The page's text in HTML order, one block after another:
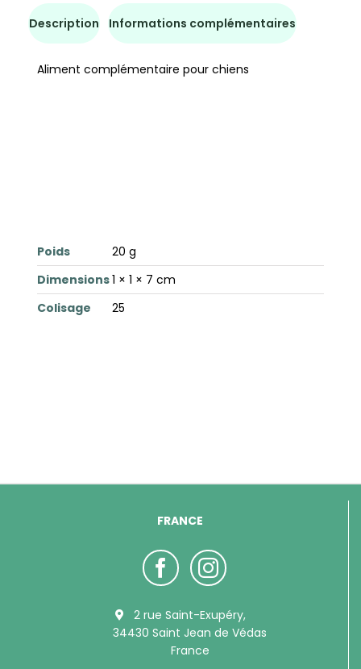
Description Informations complémentaires
Aliment complémentaire pour chiens
Poids
20 g
Dimensions1 × 1 × 7 cm
Colisage
25
FRANCE
2 rue Saint-Exupéry,
34430 Saint Jean de Védas
France